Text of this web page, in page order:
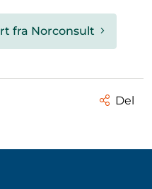
fra Norconsult
Del